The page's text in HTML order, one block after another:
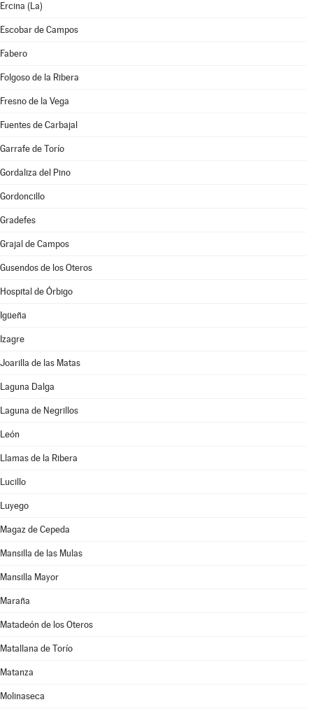
Ercina (La)
Escobar de Campos
Fabero
Folgoso de la Ribera
Fresno de la Vega
Fuentes de Carbajal
Garrafe de Torío
Gordaliza del Pino
Gordoncillo
Gradefes
Grajal de Campos
Gusendos de los Oteros
Hospital de Órbigo
Igüeña
Izagre
Joarilla de las Matas
Laguna Dalga
Laguna de Negrillos
León
Llamas de la Ribera
Lucillo
Luyego
Magaz de Cepeda
Mansilla de las Mulas
Mansilla Mayor
Maraña
Matadeón de los Oteros
Matallana de Torío
Matanza
Molinaseca